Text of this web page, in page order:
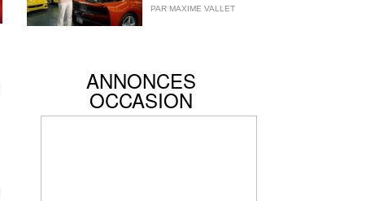
PAR MAXIME VALLET
ANNONCES
OCCASION